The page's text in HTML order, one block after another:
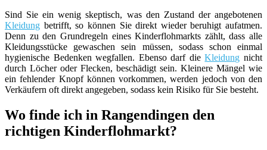
Sind Sie ein wenig skeptisch, was den Zustand der angebotenen
Kleidung betrifft, so können Sie direkt wieder beruhigt aufatmen.
Denn zu den Grundregeln eines Kinderflohmarkts zählt, dass alle
Kleidungsstücke gewaschen sein müssen, sodass schon einmal
hygienische Bedenken wegfallen. Ebenso darf dieKleidung nicht
durch Löcher oder Flecken, beschädigt sein. Kleinere Mängel wie
ein fehlender Knopf können vorkommen, werden jedoch von den
Verkäufern oft direkt angegeben, sodass kein Risiko für Sie besteht.
Wo finde ich in Rangendingen den
richtigen Kinderflohmarkt?